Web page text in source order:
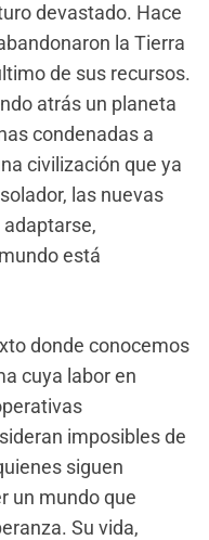
devastado. Hace
la Tierra
de sus recursos.
atrás un planeta
condenadas a
civilización que ya
las nuevas
está
donde conocemos
cuya labor en
imposibles de
siguen
un mundo que
Su vida,